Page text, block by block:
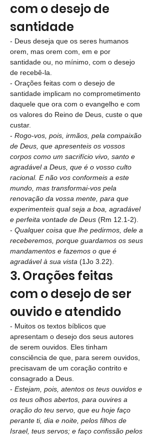
com o desejo de
santidade
- Deus deseja que os seres humanos
orem, mas orem com, em e por
santidade ou, no mínimo, com o desejo
de recebê-la.
- Orações feitas com o desejo de
santidade implicam no comprometimento
daquele que ora com o evangelho e com
os valores do Reino de Deus, custe o que
custar.
- Rogo-vos, pois, irmãos, pela compaixão
de Deus, que apresenteis os vossos
corpos como um sacrifício vivo, santo e
agradável a Deus, que é o vosso culto
racional. E não vos conformeis a este
mundo, mas transformai-vos pela
renovação da vossa mente, para que
experimenteis qual seja a boa, agradável
e perfeita vontade de Deus (Rm 12.1-2).
- Qualquer coisa que lhe pedirmos, dele a
receberemos, porque guardamos os seus
mandamentos e fazemos o que é
agradável à sua vista (1Jo 3.22).
3. Orações feitas
com o desejo de ser
ouvido e atendido
- Muitos os textos bíblicos que
apresentam o desejo dos seus autores
de serem ouvidos. Eles tinham
consciência de que, para serem ouvidos,
precisavam de um coração contrito e
consagrado a Deus.
- Estejam, pois, atentos os teus ouvidos e
os teus olhos abertos, para ouvires a
oração do teu servo, que eu hoje faço
perante ti, dia e noite, pelos filhos de
Israel, teus servos; e faço confissão pelos